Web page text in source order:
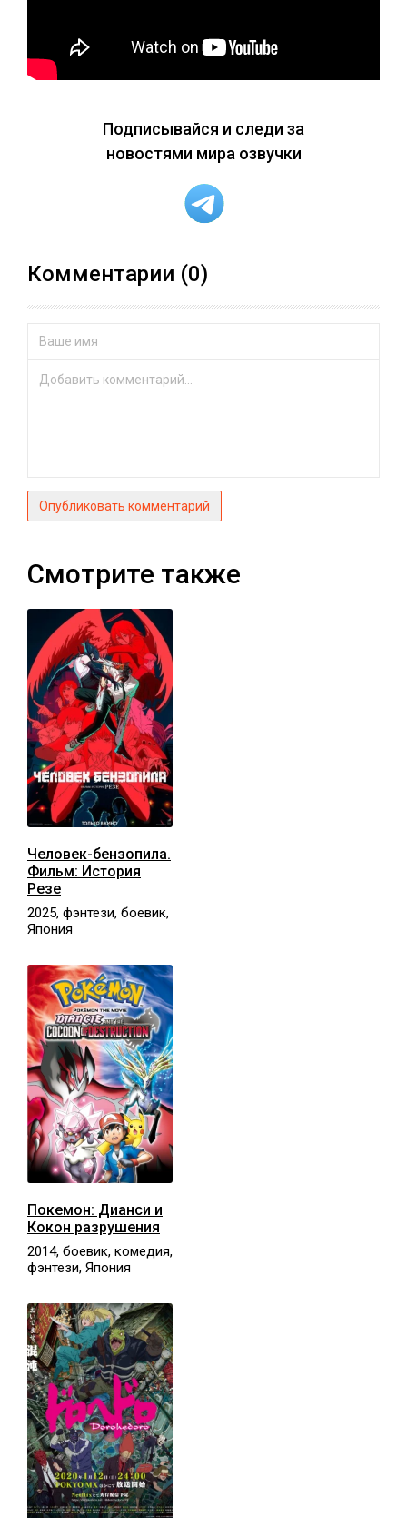
Подписывайся и следи за
новостями мира озвучки
Комментарии (0)
Опубликовать комментарий
Смотрите также
Человек-бензопила.
Фильм: История
Резе
2025, фэнтези, боевик,
Япония
Покемон: Дианси и
Кокон разрушения
2014, боевик, комедия,
фэнтези, Япония